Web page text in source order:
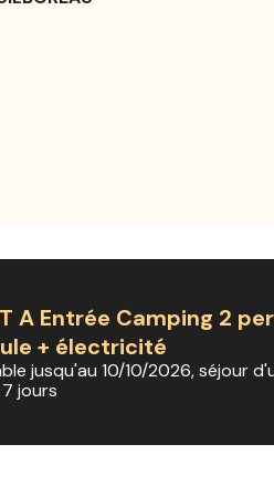
A Entrée Camping 2
+ électricité
jusqu'au 10/10/2026, séjour
jours